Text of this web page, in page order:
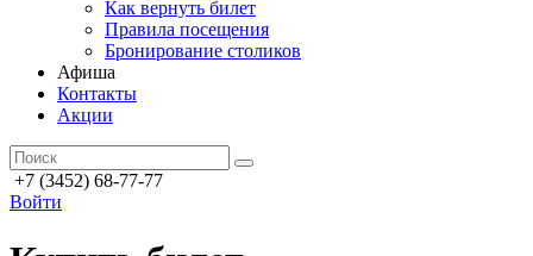
Как вернуть билет
Правила посещения
Бронирование столиков
Афиша
Контакты
Акции
+7 (3452) 68-77-77
Войти